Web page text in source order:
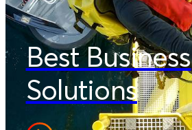
Best Business
Solutions